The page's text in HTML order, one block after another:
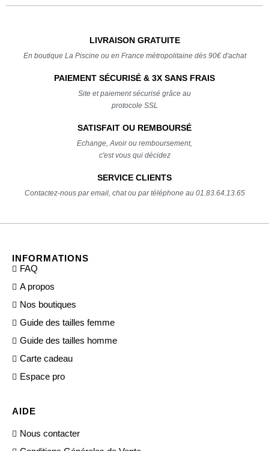
LIVRAISON GRATUITE
En boutique La Piscine ou en France métropolitaine dès 90€ d'achat
PAIEMENT SÉCURISÉ & 3X SANS FRAIS
Site et paiement sécurisé grâce au
protocole SSL
SATISFAIT OU REMBOURSÉ
Echange, Avoir ou remboursement,
c'est vous qui décidez
SERVICE CLIENTS
Contactez-nous par email, chat ou par téléphone au 01.83.64.13.65
INFORMATIONS
FAQ
A propos
Nos boutiques
Guide des tailles femme
Guide des tailles homme
Carte cadeau
Espace pro
AIDE
Nous contacter